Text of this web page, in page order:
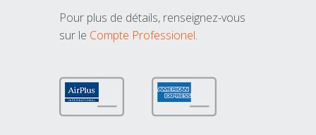
Pour plus de détails, renseignez-vous
sur le Compte Professionel.